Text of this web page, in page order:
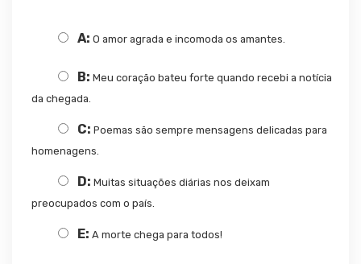
A: O amor agrada e incomoda os amantes.
B: Meu coração bateu forte quando recebi a notícia
da chegada.
C: Poemas são sempre mensagens delicadas para
homenagens.
D: Muitas situações diárias nos deixam
preocupados com o país.
E: A morte chega para todos!